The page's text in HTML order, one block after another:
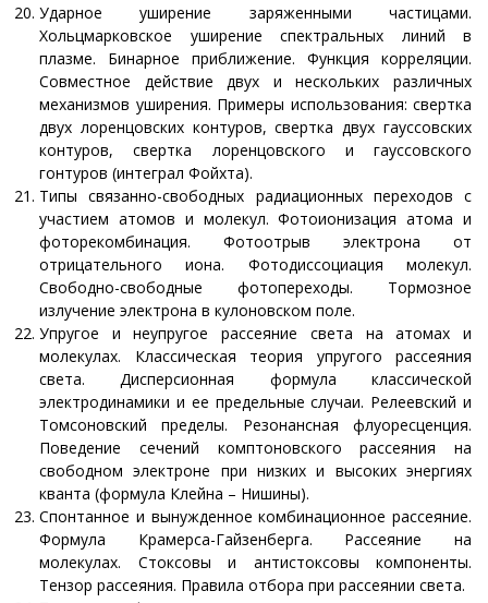
Ударное уширение заряженными частицами.
Хольцмарковское уширение спектральных линий в
плазме. Бинарное приближение. Функция корреляции.
Совместное действие двух и нескольких различных
механизмов уширения. Примеры использования: свертка
двух лоренцовских контуров, свертка двух гауссовских
контуров, свертка лоренцовского и гауссовского
гонтуров (интеграл Фойхта).
Типы связанно-свободных радиационных переходов с
участием атомов и молекул. Фотоионизация атома и
фоторекомбинация. Фотоотрыв электрона от
отрицательного иона. Фотодиссоциация молекул.
Свободно-свободные фотопереходы. Тормозное
излучение электрона в кулоновском поле.
Упругое и неупругое рассеяние света на атомах и
молекулах. Классическая теория упругого рассеяния
света. Дисперсионная формула классической
электродинамики и ее предельные случаи. Релеевский и
Томсоновский пределы. Резонансная флуоресценция.
Поведение сечений комптоновского рассеяния на
свободном электроне при низких и высоких энергиях
кванта (формула Клейна – Нишины).
Спонтанное и вынужденное комбинационное рассеяние.
Формула Крамерса-Гайзенберга. Рассеяние на
молекулах. Стоксовы и антистоксовы компоненты.
Тензор рассеяния. Правила отбора при рассеянии света.